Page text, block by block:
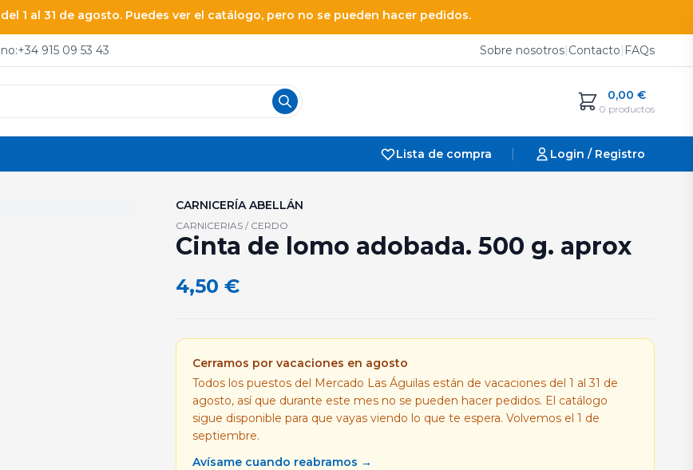
1 al 31 de agosto. Puedes ver el catálogo, pero no se pueden hacer pedidos.
+34 915 09 53 43 Sobre nosotros|Contacto| FAQs
0,00 €
0 productos
Lista de compra Login / Registro
CARNICERÍA ABELLÁN
CARNICERIAS / CERDO
Cinta de lomo adobada. 500 g. aprox
4,50 €
Cerramos por vacaciones en agosto
Todos los puestos del Mercado Las Águilas están de vacaciones del 1 al 31 de
agosto, así que durante este mes no se pueden hacer pedidos. El catálogo
sigue disponible para que vayas viendo lo que te espera. Volvemos el 1 de
septiembre.
Avísame cuando reabramos →